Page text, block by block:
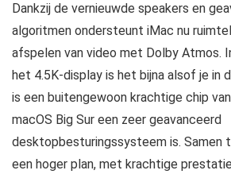
Dankzij de vernieuwde speakers en
algoritmen ondersteunt iMac nu
afspelen van video met Dolby Atmos.
het 4.5K-display is het bijna alsof je in
is een buitengewoon krachtige chip
macOS Big Sur een zeer geavanceerd
desktopbesturingssysteem is. Samen
een hoger plan, met krachtige